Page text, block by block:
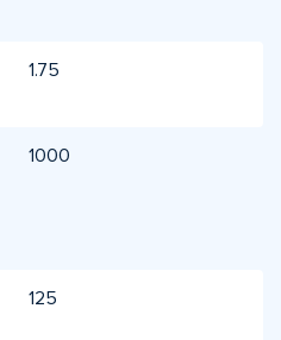
1.75
1000
125